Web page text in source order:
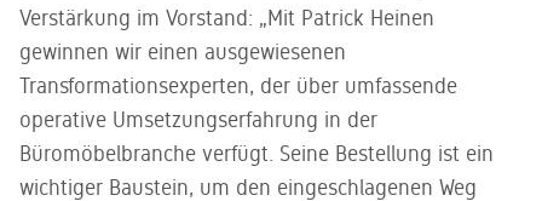
Verstärkung im Vorstand: „Mit Patrick Heinen
gewinnen wir einen ausgewiesenen
Transformationsexperten, der über umfassende
operative Umsetzungserfahrung in der
Büromöbelbranche verfügt. Seine Bestellung ist ein
wichtiger Baustein, um den eingeschlagenen Weg